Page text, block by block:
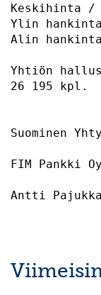
Ylin
Alin
Yhtiön
Suominen